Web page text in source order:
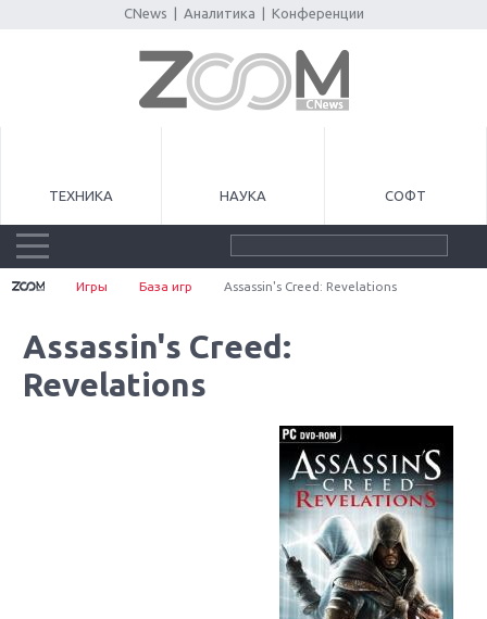
CNews Аналитика Конференции
ТЕХНИКА НАУКА СОФТ
Игры База игр Assassin's Creed: Revelations
Assassin's Creed:
Revelations